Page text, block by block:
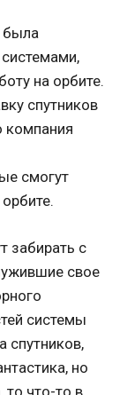
была
на орбите.
спутников
компания
смогут
забирать с
свое
системы
спутников,
но
то что-то в